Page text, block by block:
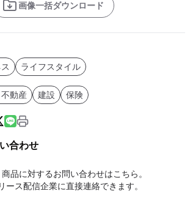
画像一括ダウンロード
ライフスタイル
動産 建設 保険
合わせ
品に対するお問い合わせはこちら。
ース配信企業に直接連絡できます。